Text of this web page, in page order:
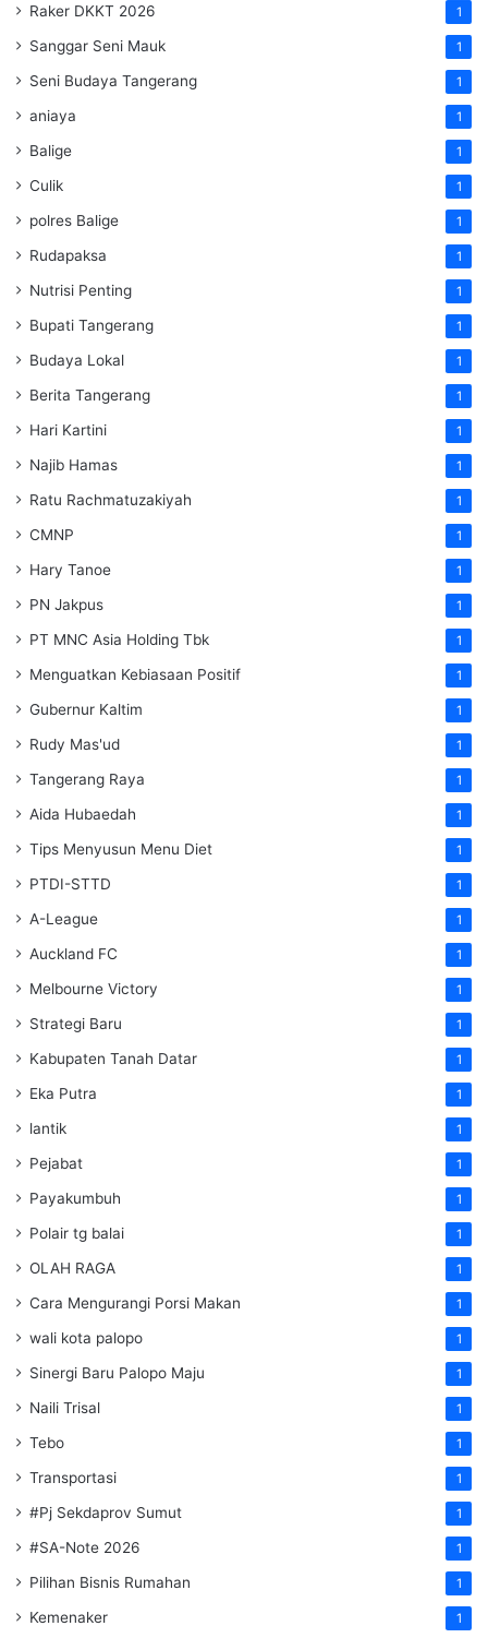
Raker DKKT 2026 1
Sanggar Seni Mauk 1
Seni Budaya Tangerang 1
aniaya 1
Balige 1
Culik 1
polres Balige 1
Rudapaksa 1
Nutrisi Penting 1
Bupati Tangerang 1
Budaya Lokal 1
Berita Tangerang 1
Hari Kartini 1
Najib Hamas 1
Ratu Rachmatuzakiyah 1
CMNP 1
Hary Tanoe 1
PN Jakpus 1
PT MNC Asia Holding Tbk 1
Menguatkan Kebiasaan Positif 1
Gubernur Kaltim 1
Rudy Mas'ud 1
Tangerang Raya 1
Aida Hubaedah 1
Tips Menyusun Menu Diet 1
PTDI-STTD 1
A-League 1
Auckland FC 1
Melbourne Victory 1
Strategi Baru 1
Kabupaten Tanah Datar 1
Eka Putra 1
lantik 1
Pejabat 1
Payakumbuh 1
Polair tg balai 1
OLAH RAGA 1
Cara Mengurangi Porsi Makan 1
wali kota palopo 1
Sinergi Baru Palopo Maju 1
Naili Trisal 1
Tebo 1
Transportasi 1
#Pj Sekdaprov Sumut 1
#SA-Note 2026 1
Pilihan Bisnis Rumahan 1
Kemenaker 1